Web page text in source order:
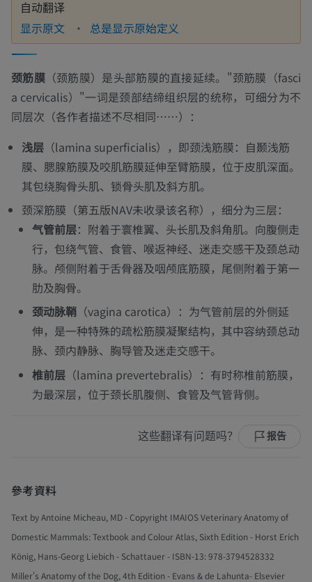
自动翻译
显示原文 总是显示原始定义
颈筋膜（颈筋膜）是头部筋膜的直接延续。"颈筋膜（fasci
a cervicalis）"一词是颈部结缔组织层的统称，可细分为不
同层次（各作者描述不尽相同……）：
浅层 （lamina superficialis），即颈浅筋膜：自颞浅筋
膜、腮腺筋膜及咬肌筋膜延伸至臂筋膜，位于皮肌深面。
其包绕胸骨头肌、锁骨头肌及斜方肌。
颈深筋膜（第五版NAV未收录该名称），细分为三层：
气管前层：附着于寰椎翼、头长肌及斜角肌。向腹侧走
行，包绕气管、食管、喉返神经、迷走交感干及颈总动
脉。颅侧附着于舌骨器及咽颅底筋膜，尾侧附着于第一
肋及胸骨。
颈动脉鞘 （vagina carotica）：为气管前层的外侧延
伸，是一种特殊的疏松筋膜凝聚结构，其中容纳颈总动
脉、颈内静脉、胸导管及迷走交感干。
椎前层 （lamina prevertebralis）：有时称椎前筋膜，
为最深层，位于颈长肌腹侧、食管及气管背侧。
这些翻译有问题吗？ 报告
參考資料
Text by Antoine Micheau, MD - Copyright IMAIOS Veterinary Anatomy of
Domestic Mammals: Textbook and Colour Atlas, Sixth Edition - Horst Erich
König, Hans-Georg Liebich - Schattauer - ISBN-13: 978-3794528332
Miller's Anatomy of the Dog, 4th Edition - Evans & de Lahunta- Elsevier